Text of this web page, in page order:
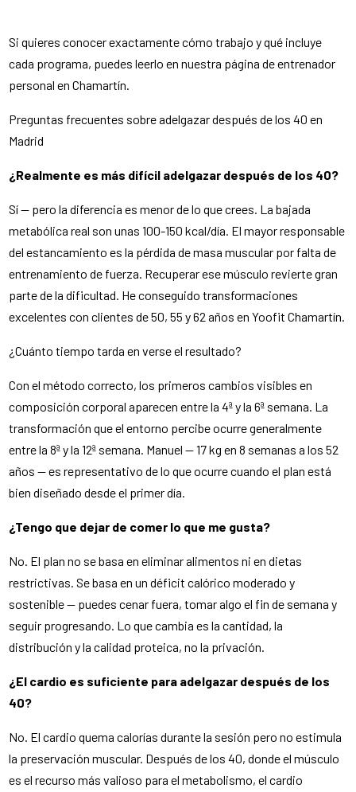
Si quieres conocer exactamente cómo trabajo y qué incluye
cada programa, puedes leerlo en nuestra página de entrenador
personal en Chamartín.
Preguntas frecuentes sobre adelgazar después de los 40 en
Madrid
¿Realmente es más difícil adelgazar después de los 40?
Sí — pero la diferencia es menor de lo que crees. La bajada
metabólica real son unas 100-150 kcal/día. El mayor responsable
del estancamiento es la pérdida de masa muscular por falta de
entrenamiento de fuerza. Recuperar ese músculo revierte gran
parte de la dificultad. He conseguido transformaciones
excelentes con clientes de 50, 55 y 62 años en Yoofit Chamartín.
¿Cuánto tiempo tarda en verse el resultado?
Con el método correcto, los primeros cambios visibles en
composición corporal aparecen entre la 4ª y la 6ª semana. La
transformación que el entorno percibe ocurre generalmente
entre la 8ª y la 12ª semana. Manuel — 17 kg en 8 semanas a los 52
años — es representativo de lo que ocurre cuando el plan está
bien diseñado desde el primer día.
¿Tengo que dejar de comer lo que me gusta?
No. El plan no se basa en eliminar alimentos ni en dietas
restrictivas. Se basa en un déficit calórico moderado y
sostenible — puedes cenar fuera, tomar algo el fin de semana y
seguir progresando. Lo que cambia es la cantidad, la
distribución y la calidad proteica, no la privación.
¿El cardio es suficiente para adelgazar después de los
40?
No. El cardio quema calorías durante la sesión pero no estimula
la preservación muscular. Después de los 40, donde el músculo
es el recurso más valioso para el metabolismo, el cardio